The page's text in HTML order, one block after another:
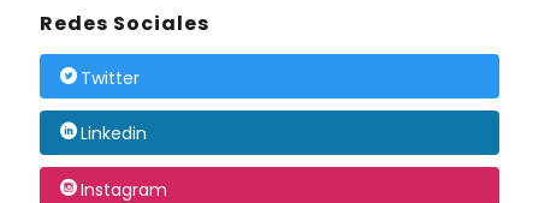
Redes Sociales
Twitter
Linkedin
Instagram